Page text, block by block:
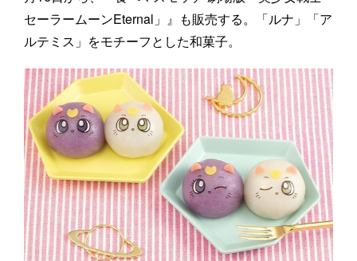
セーラームーンEternal」』も販売する。「ルナ」「ア
ルテミス」をモチーフとした和菓子。